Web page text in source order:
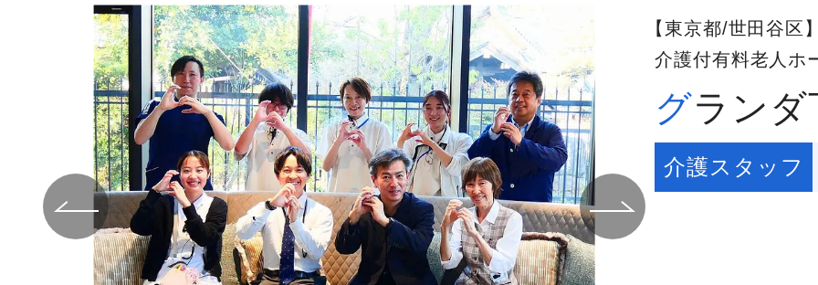
教育・研修のサポート
社⻑メッセージ
【東京都/世田谷区】
介護付有料老人ホ
グラン
介護スタッフ